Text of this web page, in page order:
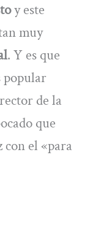
y este
muy
. Y es que
popular
de la
que
con el «para